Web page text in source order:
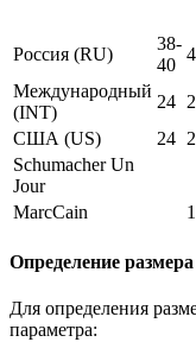
Россия (RU)
38-
40
Международный
(INT)
24
США (US)
24
Schumacher Un
Jour
MarcCain
1
Определение
Для определения
параметра: